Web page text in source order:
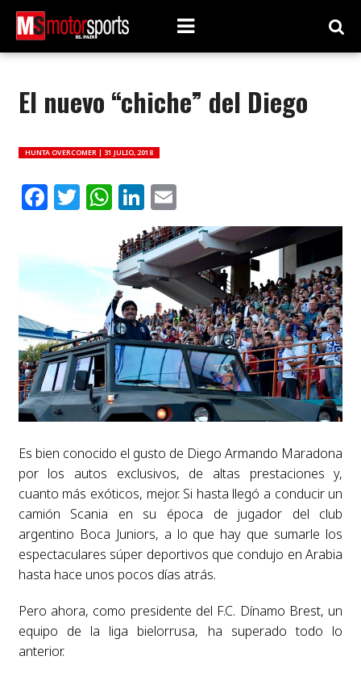
El nuevo “chiche” del Diego
HUNTA OVERCOMER | 31 JULIO, 2018
Facebook
Twitter
WhatsApp
LinkedIn
Email
Es bien conocido el gusto de Diego Armando Maradona
por los autos exclusivos, de altas prestaciones y,
cuanto más exóticos, mejor. Si hasta llegó a conducir un
camión Scania en su época de jugador del club
argentino Boca Juniors, a lo que hay que sumarle los
espectaculares súper deportivos que condujo en Arabia
hasta hace unos pocos días atrás.
Pero ahora, como presidente del F.C. Dínamo Brest, un
equipo de la liga bielorrusa, ha superado todo lo
anterior.